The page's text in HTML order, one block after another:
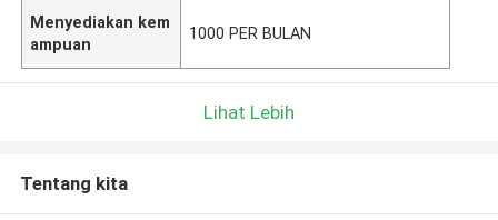
Menyediakan kem
ampuan
1000 PER BULAN
Lihat Lebih
Tentang kita